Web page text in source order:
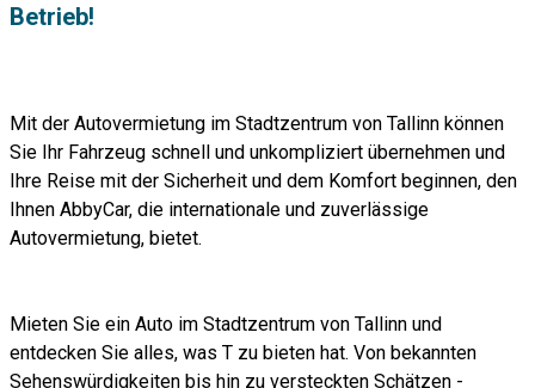
Betrieb!
Mit der Autovermietung im Stadtzentrum von Tallinn können
Sie Ihr Fahrzeug schnell und unkompliziert übernehmen und
Ihre Reise mit der Sicherheit und dem Komfort beginnen, den
Ihnen AbbyCar, die internationale und zuverlässige
Autovermietung, bietet.
Mieten Sie ein Auto im Stadtzentrum von Tallinn und
entdecken Sie alles, was T zu bieten hat. Von bekannten
Sehenswürdigkeiten bis hin zu versteckten Schätzen -